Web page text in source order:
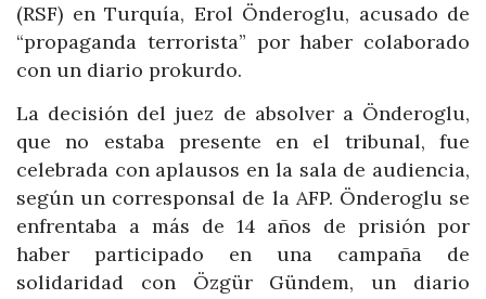
(RSF) en Turquía, Erol Önderoglu, acusado de
“propaganda terrorista” por haber colaborado
con un diario prokurdo.
La decisión del juez de absolver a Önderoglu,
que no estaba presente en el tribunal, fue
celebrada con aplausos en la sala de audiencia,
según un corresponsal de la AFP. Önderoglu se
enfrentaba a más de 14 años de prisión por
haber participado en una campaña de
solidaridad con Özgür Gündem, un diario